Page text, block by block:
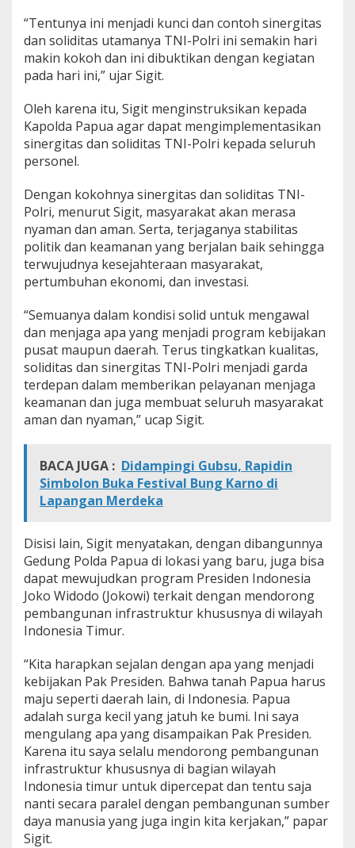
o
l
r
i
:
u
j
u
d
n
e
r
g
i
t
a
a
k
i
n
o
k
o
“Tentunya ini menjadi kunci dan contoh sinergitas
dan soliditas utamanya TNI-Polri ini semakin hari
makin kokoh dan ini dibuktikan dengan kegiatan
pada hari ini,” ujar Sigit.
Oleh karena itu, Sigit menginstruksikan kepada
Kapolda Papua agar dapat mengimplementasikan
sinergitas dan soliditas TNI-Polri kepada seluruh
personel.
Dengan kokohnya sinergitas dan soliditas TNI-
Polri, menurut Sigit, masyarakat akan merasa
nyaman dan aman. Serta, terjaganya stabilitas
politik dan keamanan yang berjalan baik sehingga
terwujudnya kesejahteraan masyarakat,
pertumbuhan ekonomi, dan investasi.
“Semuanya dalam kondisi solid untuk mengawal
dan menjaga apa yang menjadi program kebijakan
pusat maupun daerah. Terus tingkatkan kualitas,
soliditas dan sinergitas TNI-Polri menjadi garda
terdepan dalam memberikan pelayanan menjaga
keamanan dan juga membuat seluruh masyarakat
aman dan nyaman,” ucap Sigit.
BACA JUGA : Didampingi Gubsu, Rapidin
Simbolon Buka Festival Bung Karno di
Lapangan Merdeka
Disisi lain, Sigit menyatakan, dengan dibangunnya
Gedung Polda Papua di lokasi yang baru, juga bisa
dapat mewujudkan program Presiden Indonesia
Joko Widodo (Jokowi) terkait dengan mendorong
pembangunan infrastruktur khususnya di wilayah
Indonesia Timur.
“Kita harapkan sejalan dengan apa yang menjadi
kebijakan Pak Presiden. Bahwa tanah Papua harus
maju seperti daerah lain, di Indonesia. Papua
adalah surga kecil yang jatuh ke bumi. Ini saya
mengulang apa yang disampaikan Pak Presiden.
Karena itu saya selalu mendorong pembangunan
infrastruktur khususnya di bagian wilayah
Indonesia timur untuk dipercepat dan tentu saja
nanti secara paralel dengan pembangunan sumber
daya manusia yang juga ingin kita kerjakan,” papar
Sigit.